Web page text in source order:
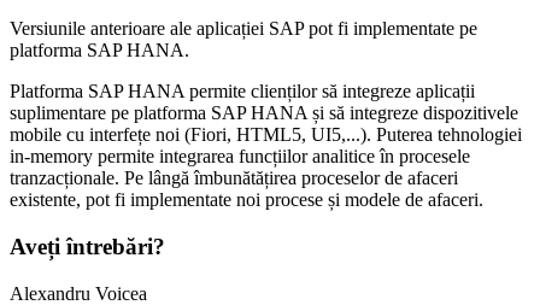
Versiunile anterioare ale aplicației SAP pot fi implementate pe
platforma SAP HANA.
Platforma SAP HANA permite clienților să integreze aplicații
suplimentare pe platforma SAP HANA și să integreze dispozitivele
mobile cu interfețe noi (Fiori, HTML5, UI5,...). Puterea tehnologiei
in-memory permite integrarea funcțiilor analitice în procesele
tranzacționale. Pe lângă îmbunătățirea proceselor de afaceri
existente, pot fi implementate noi procese și modele de afaceri.
Aveți întrebări?
Alexandru Voicea